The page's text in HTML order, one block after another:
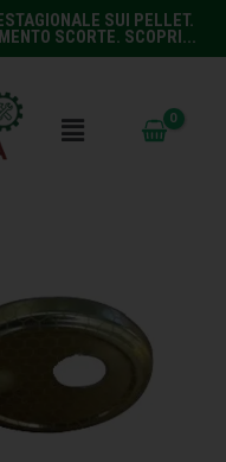
SUI PELLET.
SCORTE. SCOPRI...